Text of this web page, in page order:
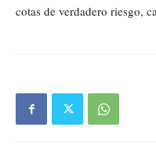
cotas de verdadero riesgo,